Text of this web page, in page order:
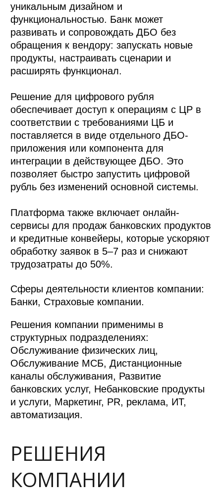
уникальным дизайном и
функциональностью. Банк может
развивать и сопровождать ДБО без
обращения к вендору: запускать новые
продукты, настраивать сценарии и
расширять функционал.
Решение для цифрового рубля
обеспечивает доступ к операциям с ЦР в
соответствии с требованиями ЦБ и
поставляется в виде отдельного ДБО-
приложения или компонента для
интеграции в действующее ДБО. Это
позволяет быстро запустить цифровой
рубль без изменений основной системы.
Платформа также включает онлайн-
сервисы для продаж банковских продуктов
и кредитные конвейеры, которые ускоряют
обработку заявок в 5–7 раз и снижают
трудозатраты до 50%.
Сферы деятельности клиентов компании:
Банки, Страховые компании.
Решения компании применимы в
структурных подразделениях:
Обслуживание физических лиц,
Обслуживание МСБ, Дистанционные
каналы обслуживания, Развитие
банковских услуг, Небанковские продукты
и услуги, Маркетинг, PR, реклама, ИТ,
автоматизация.
РЕШЕНИЯ
КОМПАНИИ